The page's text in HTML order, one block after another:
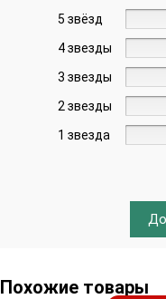
5 звёзд
4 звезды
3 звезды
2 звезды
1 звезда
Похожие товары